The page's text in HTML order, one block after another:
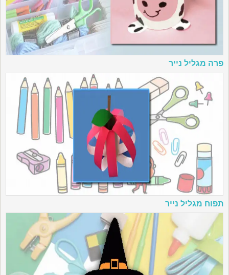
פרה מגליל נייר
תפוח מגליל נייר